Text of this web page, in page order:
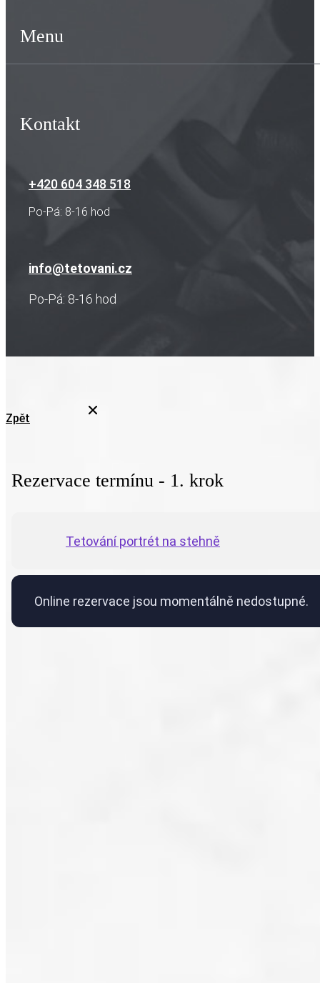
Menu
Kontakt
+420 604 348 518
Po-Pá: 8-16 hod
info@tetovani.cz
Po-Pá: 8-16 hod
Zpět
Rezervace termínu - 1. krok
Tetování portrét na stehně
Online rezervace jsou momentálně nedostupné.